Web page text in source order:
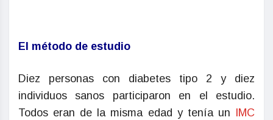
El método de estudio
Diez personas con diabetes tipo 2 y diez
individuos sanos participaron en el estudio.
Todos eran de la misma edad y tenía un
IMC